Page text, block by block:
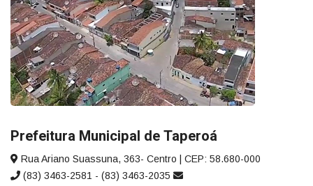
Prefeitura Municipal de Taperoá
Rua Ariano Suassuna, 363- Centro | CEP: 58.680-000
(83) 3463-2581 - (83) 3463-2035